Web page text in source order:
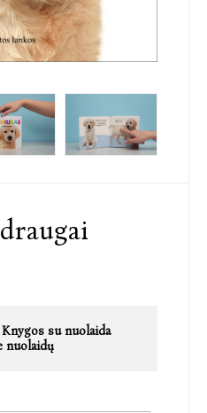
Knygos su nuolaida
nuolaidų